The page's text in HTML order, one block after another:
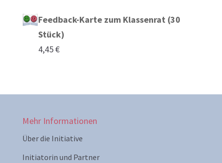
Feedback-Karte zum Klassenrat (30
Stück)
4,45€
Mehr Informationen
Über die Initiative
Initiatorin und Partner